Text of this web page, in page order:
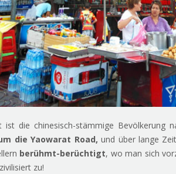
ist die chinesisch-stämmige Bevölkerung
die Yaowarat Road, und über lange
berühmt-berüchtigt, wo man sich
zu!